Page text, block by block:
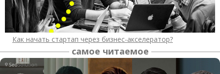
Как начать стартап через бизнес-акселератор?
самое читаемое